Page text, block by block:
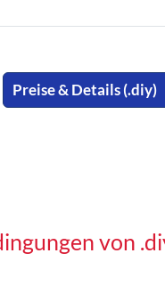
Preise & Details (.diy)
von